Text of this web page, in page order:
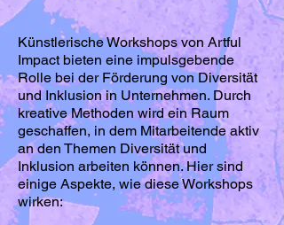
Künstlerische Workshops von Artful
Impact bieten eine impulsgebende
Rolle bei der Förderung von Diversität
und Inklusion in Unternehmen. Durch
kreative Methoden wird ein Raum
geschaffen, in dem Mitarbeitende aktiv
an den Themen Diversität und
Inklusion arbeiten können. Hier sind
einige Aspekte, wie diese Workshops
wirken: